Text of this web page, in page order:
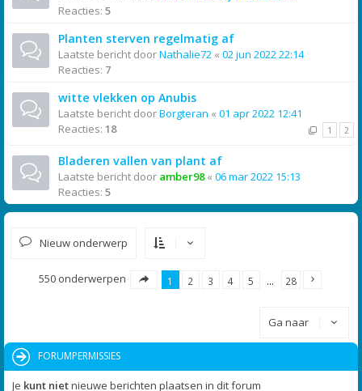
Reacties: 5
Planten sterven regelmatig af
Laatste bericht doorNathalie72 « 02 jun 2022 22:14
Reacties: 7
witte vlekken op Anubis
Laatste bericht doorBorgteran « 01 apr 2022 12:41
Reacties: 18 1 2
Bladeren vallen van plant af
Laatste bericht door amber98« 06 mar 2022 15:13
Reacties: 5
Nieuw onderwerp
550 onderwerpen 1 2 3 4 5 … 28
Ga naar
FORUMPERMISSIES
Je kunt nietnieuwe berichten plaatsen in dit forum